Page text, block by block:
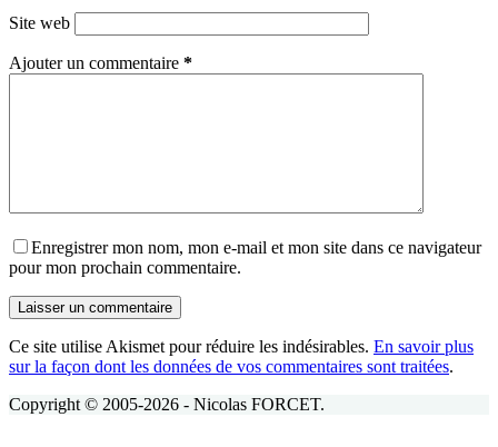
Site web
Ajouter un commentaire *
Enregistrer mon nom, mon e-mail et mon site dans ce navigateur
pour mon prochain commentaire.
Laisser un commentaire
Ce site utilise Akismet pour réduire les indésirables. En savoir plus
sur la façon dont les données de vos commentaires sont traitées.
Copyright © 2005-2026 - Nicolas FORCET.